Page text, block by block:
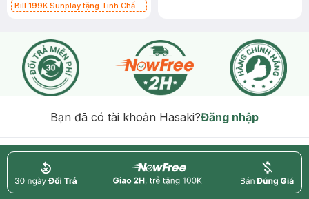
Bill 199K Sunplay tặng Tinh Chất
Bạn đã có tài khoản Hasaki?Đăng nhập
return nowfree price